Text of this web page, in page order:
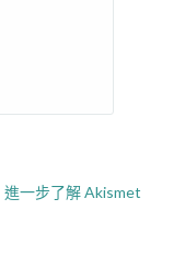
進一步了解 Akismet